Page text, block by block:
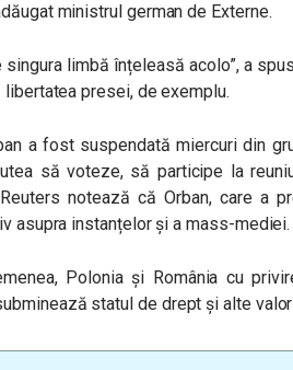
ministrul german de Externe.
singura limbă înțeleasă acolo”, a
presei, de exemplu.
a fost suspendată miercuri din
să voteze, să participe la
notează că Orban, care a
asupra instanțelor și a mass-mediei.
Polonia și România cu
statul de drept și alte